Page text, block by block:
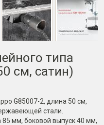
типа
см, сатин)
G85007-2, длина 50 см,
стали.
мм, боковой выпуск 40 мм,